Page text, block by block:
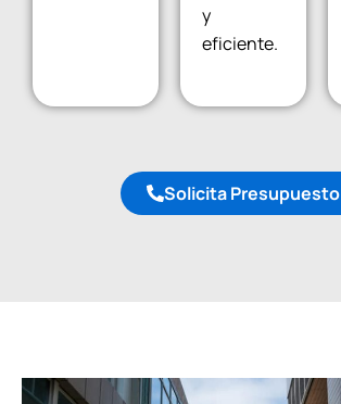
y
eficiente.
Solicita Presupuesto